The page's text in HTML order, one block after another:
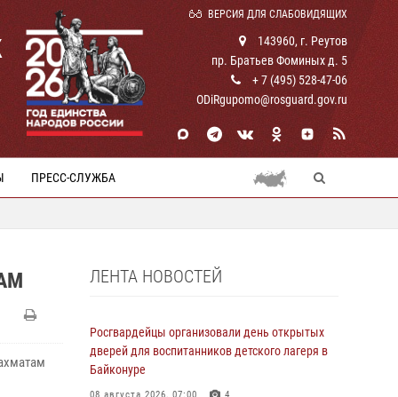
ВЕРСИЯ ДЛЯ СЛАБОВИДЯЩИХ
143960, г. Реутов
пр. Братьев Фоминых д. 5
+ 7 (495) 528-47-06
ODiRgupomo@rosguard.gov.ru
ПРЕСС-СЛУЖБА
ЛЕНТА НОВОСТЕЙ
Росгвардейцы организовали день открытых
дверей для воспитанников детского лагеря в
Байконуре